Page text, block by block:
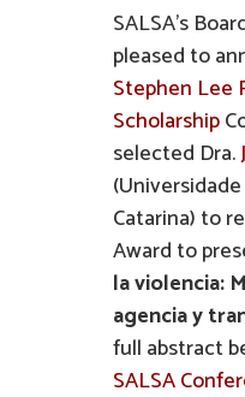
SALSA’s
pleased to
Stephen Lee
Scholarship
selected Dra.
Catarina) to
Award to
la violencia:
agencia y
full abstract
SALSA